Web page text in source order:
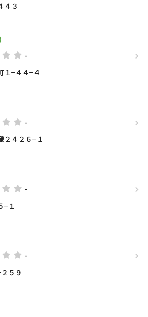
４３
-
１−４４−４
-
２４２６−１
-
−１
-
５９